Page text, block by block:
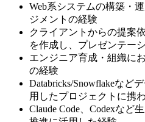
Web系システムの構築・
ジメントの経験
クライアントからの提案
を作成し、プレゼンテー
エンジニア育成・組織に
の経験
Databricks/Snowflakeなど
用したプロジェクトに携
Claude Code、Codexなど